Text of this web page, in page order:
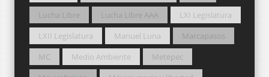
Lucha Libre
Lucha Libre AAA
LXI Legislatura
LXII Legislatura
Manuel Luna
Marcapasos
MC
Medio Ambiente
Metepec